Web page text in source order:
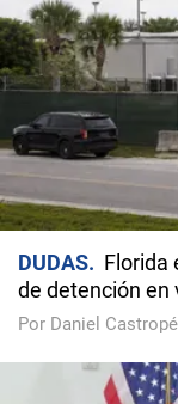
DUDAS
Florida
de detención en
Por Daniel Castropé